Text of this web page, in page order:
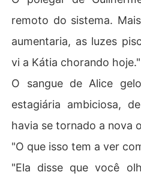
remoto do sistema.
aumentaria, as luzes
vi a Kátia chorando hoje."
O sangue de Alice
estagiária ambiciosa,
havia se tornado a nova
"O que isso tem a ver
"Ela disse que você